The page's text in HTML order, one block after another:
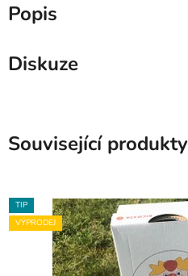
Popis
Diskuze
Související produkty
TIP
VÝPRODEJ